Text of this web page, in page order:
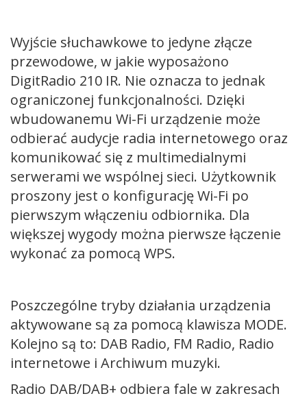
Wyjście słuchawkowe to jedyne złącze
przewodowe, w jakie wyposażono
DigitRadio 210 IR. Nie oznacza to jednak
ograniczonej funkcjonalności. Dzięki
wbudowanemu Wi-Fi urządzenie może
odbierać audycje radia internetowego oraz
komunikować się z multimedialnymi
serwerami we wspólnej sieci. Użytkownik
proszony jest o konfigurację Wi-Fi po
pierwszym włączeniu odbiornika. Dla
większej wygody można pierwsze łączenie
wykonać za pomocą WPS.
Poszczególne tryby działania urządzenia
aktywowane są za pomocą klawisza MODE.
Kolejno są to: DAB Radio, FM Radio, Radio
internetowe i Archiwum muzyki.
Radio DAB/DAB+ odbiera fale w zakresach